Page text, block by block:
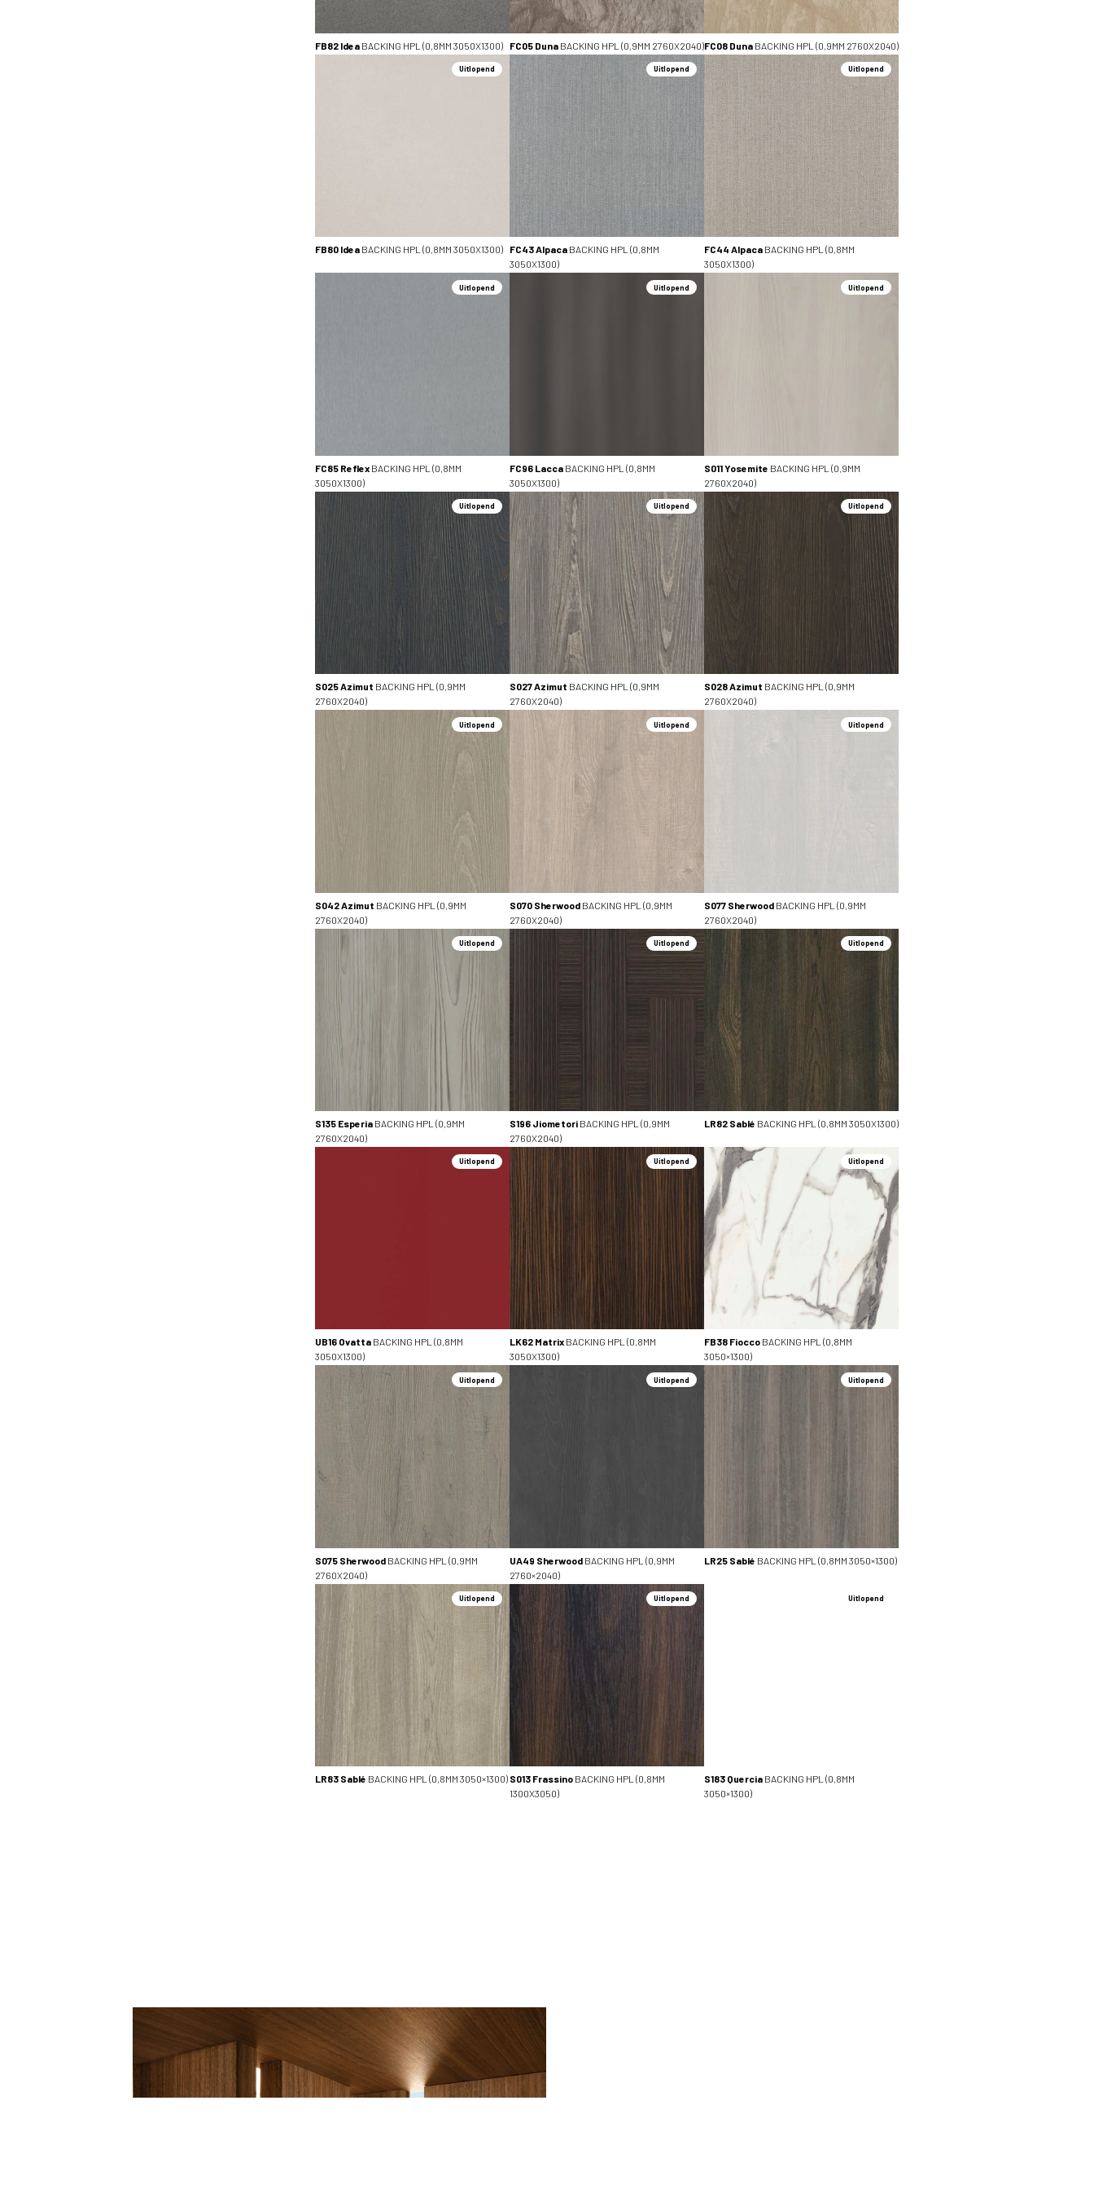
FB82 Idea BACKING HPL (0,8MM 3050X1300) FC05 DunaBACKING HPL (0,9MM 2760X2040)FC08 DunaBACKING HPL (0,9MM 2760X2040)
Uitlopend
FB80 Idea BACKING HPL (0,8MM 3050X1300)
Uitlopend
FC43 AlpacaBACKING HPL (0,8MM
3050X1300)
Uitlopend
FC44 AlpacaBACKING HPL (0,8MM
3050X1300)
Uitlopend
FC85 Reflex BACKING HPL (0,8MM
3050X1300)
Uitlopend
FC96 LaccaBACKING HPL (0,8MM
3050X1300)
Uitlopend
S011 Yosemite BACKING HPL (0,9MM
2760X2040)
Uitlopend
S025 Azimut BACKING HPL (0,9MM
2760X2040)
Uitlopend
S027 Azimut BACKING HPL (0,9MM
2760X2040)
Uitlopend
S028 Azimut BACKING HPL (0,9MM
2760X2040)
Uitlopend
S042 Azimut BACKING HPL (0,9MM
2760X2040)
Uitlopend
S070 SherwoodBACKING HPL (0,9MM
2760X2040)
Uitlopend
S077 SherwoodBACKING HPL (0,9MM
2760X2040)
Uitlopend
S135 Esperia BACKING HPL (0,9MM
2760X2040)
Uitlopend
S196 JiometoriBACKING HPL (0,9MM
2760X2040)
Uitlopend
LR82 Sablé BACKING HPL (0,8MM 3050X1300)
Uitlopend
UB16 Ovatta BACKING HPL (0,8MM
3050X1300)
Uitlopend
LK62 MatrixBACKING HPL (0,8MM
3050X1300)
Uitlopend
FB38 FioccoBACKING HPL (0,8MM
3050×1300)
Uitlopend
S075 Sherwood BACKING HPL (0,9MM
2760X2040)
Uitlopend
UA49 SherwoodBACKING HPL (0,9MM
2760×2040)
Uitlopend
LR25 Sablé BACKING HPL (0,8MM 3050×1300)
Uitlopend
LR83 Sablé BACKING HPL (0,8MM 3050×1300)
Uitlopend
S013 FrassinoBACKING HPL (0,8MM
1300X3050)
Uitlopend
S183 QuerciaBACKING HPL (0,8MM
3050×1300)